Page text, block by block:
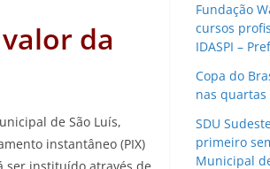
da
de São Luís,
instantâneo (PIX)
Fundação
cursos
IDASPI –
Copa do
nas
SDU
primeiro
Municipal